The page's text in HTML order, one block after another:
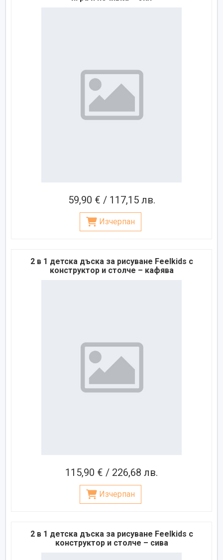
59,90 € / 117,15 лв.
Изчерпан
2 в 1 детска дъска за рисуване Feelkids с
конструктор и столче – кафява
115,90 € / 226,68 лв.
Изчерпан
2 в 1 детска дъска за рисуване Feelkids с
конструктор и столче – сива